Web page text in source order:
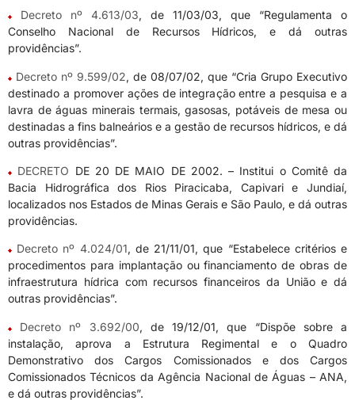
Decreto nº 4.613/03, de 11/03/03, que “Regulamenta o
Conselho Nacional de Recursos Hídricos, e dá outras
providências”.
Decreto nº 9.599/02, de 08/07/02, que “Cria Grupo Executivo
destinado a promover ações de integração entre a pesquisa e a
lavra de águas minerais termais, gasosas, potáveis de mesa ou
destinadas a fins balneários e a gestão de recursos hídricos, e dá
outras providências”.
DECRETO DE 20 DE MAIO DE 2002. – Institui o Comitê da
Bacia Hidrográfica dos Rios Piracicaba, Capivari e Jundiaí,
localizados nos Estados de Minas Gerais e São Paulo, e dá outras
providências.
Decreto nº 4.024/01, de 21/11/01, que “Estabelece critérios e
procedimentos para implantação ou financiamento de obras de
infraestrutura hídrica com recursos financeiros da União e dá
outras providências”.
Decreto nº 3.692/00, de 19/12/01, que “Dispõe sobre a
instalação, aprova a Estrutura Regimental e o Quadro
Demonstrativo dos Cargos Comissionados e dos Cargos
Comissionados Técnicos da Agência Nacional de Águas – ANA,
e dá outras providências”.